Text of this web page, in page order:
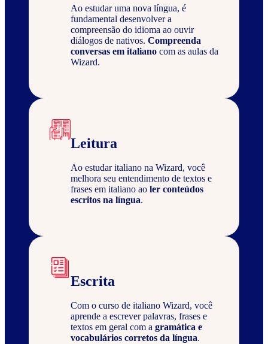
Ao estudar uma nova língua, é
fundamental desenvolver a
compreensão do idioma ao ouvir
diálogos de nativos. Compreenda
conversas em italiano com as aulas da
Wizard.
Leitura
Ao estudar italiano na Wizard, você
melhora seu entendimento de textos e
frases em italiano ao ler conteúdos
escritos na língua.
Escrita
Com o curso de italiano Wizard, você
aprende a escrever palavras, frases e
textos em geral com a gramática e
vocabulários corretos da língua.